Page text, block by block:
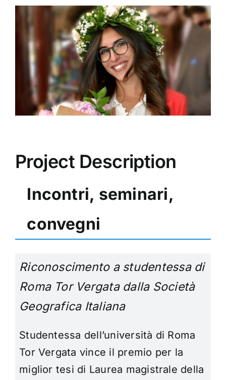
Larger
Image
Project Description
Incontri, seminari,
convegni
Riconoscimento a studentessa di
Roma Tor Vergata dalla Società
Geografica Italiana
Studentessa dell’università di Roma
Tor Vergata vince il premio per la
miglior tesi di Laurea magistrale della